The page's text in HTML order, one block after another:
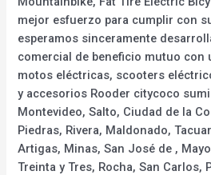
mejor esfuerzo para cumplir con
esperamos sinceramente
comercial de beneficio mutuo con
motos eléctricas, scooters
y accesorios Rooder citycoco
Montevideo, Salto, Ciudad de la
Piedras, Rivera, Maldonado,
Artigas, Minas, San José de ,
Treinta y Tres, Rocha, San Carlos,